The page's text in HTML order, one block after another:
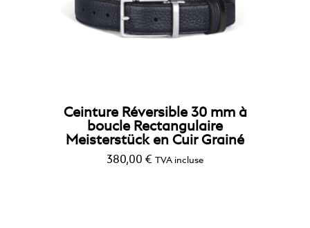
Ceinture Réversible 30 mm à
boucle Rectangulaire
Meisterstück en Cuir Grainé
380,00 € TVA incluse